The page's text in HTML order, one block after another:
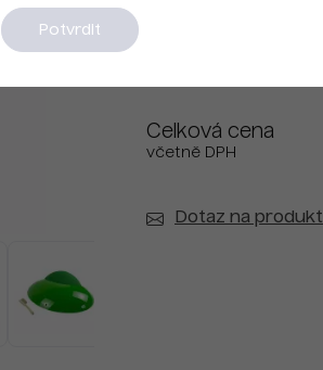
Celková cena
včetně DPH
Dotaz na produkt
Potvrdit